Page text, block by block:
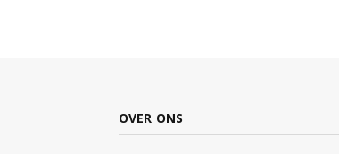
OVER ONS